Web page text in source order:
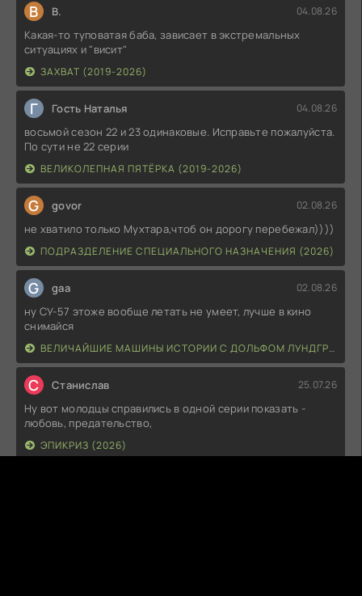
В В. 04.08.26
Какая-то туповатая баба, зависает в экстремальных
ситуациях и "висит"
ЗАХВАТ (2019-2026)
Г Гость Наталья 04.08.26
восьмой сезон 22 и 23 одинаковые. Исправьте пожалуйста.
По сути не 22 серии
ВЕЛИКОЛЕПНАЯ ПЯТЁРКА (2019-2026)
G govor 02.08.26
не хватило только Мухтара,чтоб он дорогу перебежал))))
ПОДРАЗДЕЛЕНИЕ СПЕЦИАЛЬНОГО НАЗНАЧЕНИЯ (2026)
G gaa 02.08.26
ну СУ-57 этоже вообще летать не умеет, лучше в кино
снимайся
ВЕЛИЧАЙШИЕ МАШИНЫ ИСТОРИИ С ДОЛЬФОМ ЛУНДГРЕНОМ (2026)
С Станислав 25.07.26
Ну вот молодцы справились в одной серии показать -
любовь, предательство,
ЭПИКРИЗ (2026)